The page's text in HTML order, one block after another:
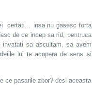
certati… insa nu gasesc forta
de ce incep sa rid, pentruca
sa ascultam, sa avem
lui te acopera de sens si
ce pasarile zbor? desi aceasta